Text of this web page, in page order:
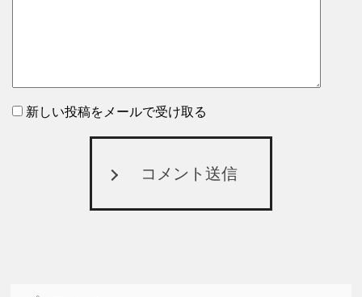
新しい投稿をメールで受け取る
コメント送信